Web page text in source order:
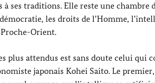
ses traditions. Elle reste une chambre
les droits de l’Homme,
Orient.
plus attendus est sans doute celui
japonais Kohei Saito. Le